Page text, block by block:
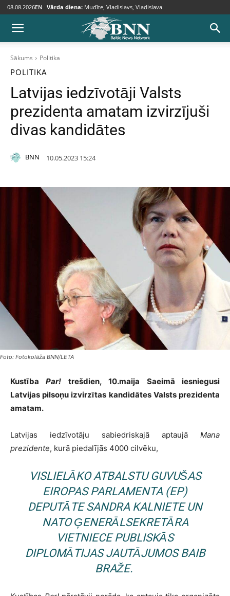
08.08.2026EN Vārda diena: Mudīte, Vladislavs, Vladislava
Sākums Politika
POLITIKA
Latvijas iedzīvotāji Valsts
prezidenta amatam izvirzījuši
divas kandidātes
BNN 10.05.2023 15:24
Foto: Fotokolāža BNN/LETA
KustībaPar! trešdien, 10.maija Saeimā iesniegusi
Latvijas pilsoņu izvirzītas kandidātes Valsts prezidenta
amatam.
Latvijas iedzīvotāju sabiedriskajā aptaujā Mana
prezidente, kurā piedalījās 4000 cilvēku,
VISLIELĀKO ATBALSTU GUVUŠAS
EIROPAS PARLAMENTA (EP)
DEPUTĀTE SANDRA KALNIETE UN
NATO ĢENERĀLSEKRETĀRA
VIETNIECE PUBLISKĀS
DIPLOMĀTIJAS JAUTĀJUMOS BAIB
BRAŽE.